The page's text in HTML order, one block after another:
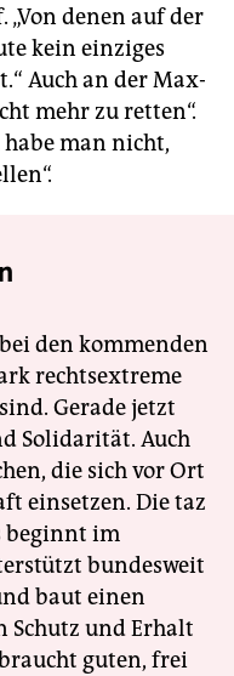
denen auf der
kein einziges
Auch an der Max-
mehr zu retten“.
habe man nicht,
den kommenden
rechtsextreme
Gerade jetzt
Solidarität. Auch
die sich vor Ort
einsetzen. Die taz
beginnt im
bundesweit
baut einen
Schutz und Erhalt
guten, frei